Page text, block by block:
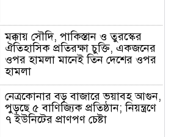
মক্কায় সৌদি, পাকিস্তান ও তুরস্কের
ঐতিহাসিক প্রতিরক্ষা চুক্তি, একজনের
ওপর হামলা মানেই তিন দেশের ওপর
হামলা
নেত্রকোনার বড় বাজারে ভয়াবহ আগুন,
পুড়ছে ৫ বাণিজ্যিক প্রতিষ্ঠান; নিয়ন্ত্রণে
৭ ইউনিটের প্রাণপণ চেষ্টা